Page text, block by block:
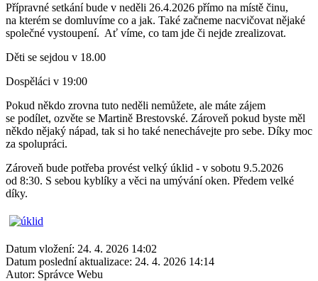
Přípravné setkání bude v neděli 26.4.2026 přímo na místě činu,
na kterém se domluvíme co a jak. Také začneme nacvičovat nějaké
společné vystoupení. Ať víme, co tam jde či nejde zrealizovat.
Děti se sejdou v 18.00
Dospěláci v 19:00
Pokud někdo zrovna tuto neděli nemůžete, ale máte zájem
se podílet, ozvěte se Martině Brestovské. Zároveň pokud byste měl
někdo nějaký nápad, tak si ho také nenechávejte pro sebe. Díky moc
za spolupráci.
Zároveň bude potřeba provést velký úklid - v sobotu 9.5.2026
od 8:30. S sebou kyblíky a věci na umývání oken. Předem velké
díky.
Datum vložení: 24. 4. 2026 14:02
Datum poslední aktualizace: 24. 4. 2026 14:14
Autor: Správce Webu